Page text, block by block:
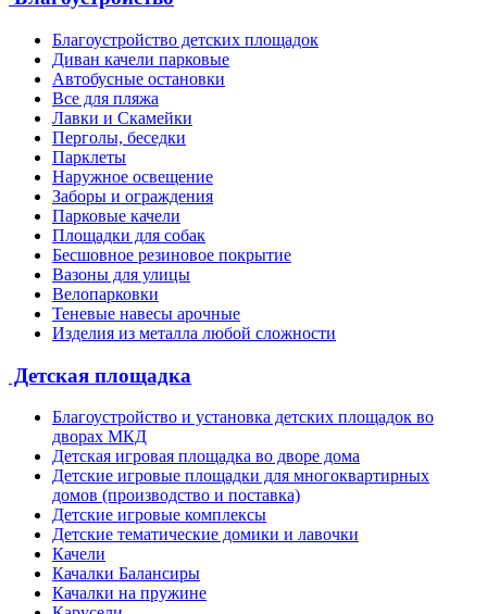
Благоустройство детских площадок
Диван качели парковые
Автобусные остановки
Все для пляжа
Лавки и Скамейки
Перголы, беседки
Парклеты
Наружное освещение
Заборы и ограждения
Парковые качели
Площадки для собак
Бесшовное резиновое покрытие
Вазоны для улицы
Велопарковки
Теневые навесы арочные
Изделия из металла любой сложности
Детская площадка
Благоустройство и установка детских площадок во
дворах МКД
Детская игровая площадка во дворе дома
Детские игровые площадки для многоквартирных
домов (производство и поставка)
Детские игровые комплексы
Детские тематические домики и лавочки
Качели
Качалки Балансиры
Качалки на пружине